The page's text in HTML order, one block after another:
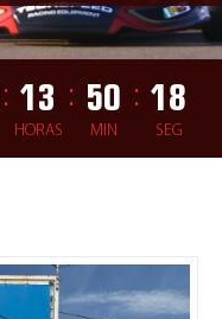
: 13
HORAS
: 50
MIN
: 18
SEG